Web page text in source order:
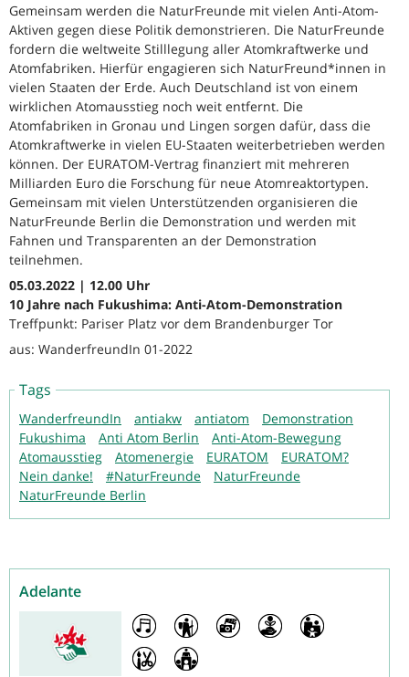
Gemeinsam werden die NaturFreunde mit vielen Anti-Atom-
Aktiven gegen diese Politik demonstrieren. Die NaturFreunde
fordern die weltweite Stilllegung aller Atomkraftwerke und
Atomfabriken. Hierfür engagieren sich NaturFreund*innen in
vielen Staaten der Erde. Auch Deutschland ist von einem
wirklichen Atomausstieg noch weit entfernt. Die
Atomfabriken in Gronau und Lingen sorgen dafür, dass die
Atomkraftwerke in vielen EU-Staaten weiterbetrieben werden
können. Der EURATOM-Vertrag finanziert mit mehreren
Milliarden Euro die Forschung für neue Atomreaktortypen.
Gemeinsam mit vielen Unterstützenden organisieren die
NaturFreunde Berlin die Demonstration und werden mit
Fahnen und Transparenten an der Demonstration
teilnehmen.
05.03.2022 | 12.00 Uhr
10 Jahre nach Fukushima: Anti-Atom-Demonstration
Treffpunkt: Pariser Platz vor dem Brandenburger Tor
aus: WanderfreundIn 01-2022
Tags
WanderfreundIn antiakw antiatom
Demonstration
Fukushima
Anti Atom Berlin
Anti-Atom-Bewegung
Atomausstieg
Atomenergie EURATOM
EURATOM?
Nein danke!
#NaturFreunde
NaturFreunde
NaturFreunde Berlin
Adelante